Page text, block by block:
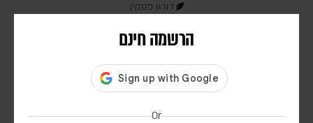
הרשמה חינם
Or
דורון פסקין
הממשלה ול"כוחות החירום התימנים", הממומנים על ידי סעודיה, במזרח